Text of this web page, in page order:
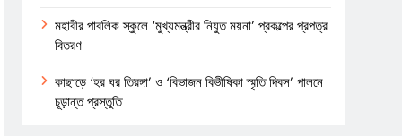
মহাবীর পাবলিক স্কুলে ‘মুখ্যমন্ত্রীর নিযুত ময়না’ প্রকল্পের প্রপত্র
বিতরণ
কাছাড়ে ‘হর ঘর তিরঙ্গা’ ও ‘বিভাজন বিভীষিকা স্মৃতি দিবস’ পালনে
চূড়ান্ত প্রস্তুতি